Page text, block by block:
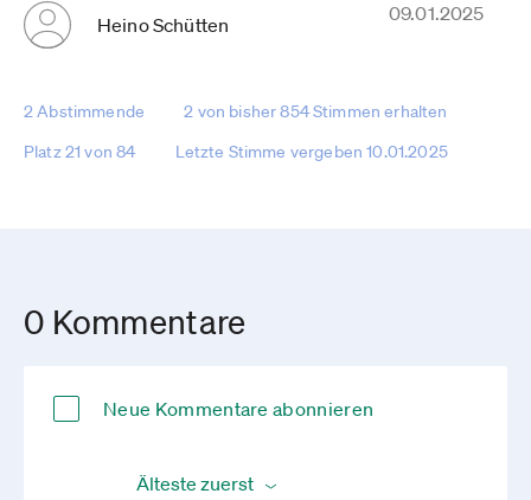
Heino Schütten 09.01.2025
2 Abstimmende
2 von bisher 854 Stimmen erhalten
Platz 21 von 84
Letzte Stimme vergeben 10.01.2025
0 Kommentare
Neue Kommentare abonnieren